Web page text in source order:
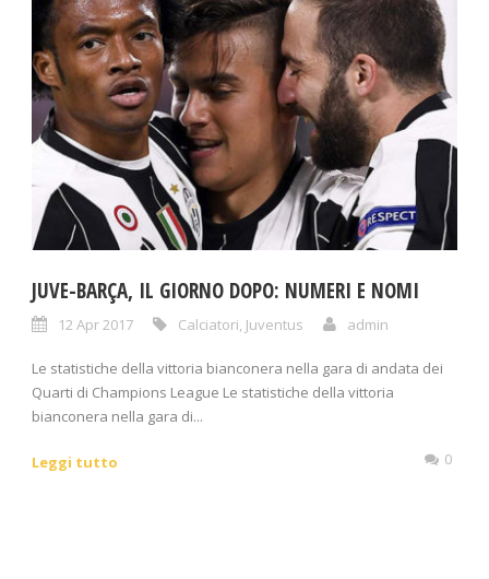
JUVE-BARÇA, IL GIORNO DOPO: NUMERI E NOMI
12 Apr 2017 Calciatori, Juventus admin
Le statistiche della vittoria bianconera nella gara di andata dei
Quarti di Champions League Le statistiche della vittoria
bianconera nella gara di...
Leggi tutto 0